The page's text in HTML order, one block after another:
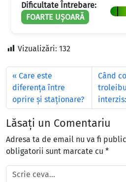
Dificultate Întrebare:
FOARTE UȘOARĂ
Vizualizări: 132
Care este
diferenţa între
oprire şi staţionare?
Când
interzis:
Lăsați un Comentariu
Adresa ta de email nu va fi
obligatorii sunt marcate cu *